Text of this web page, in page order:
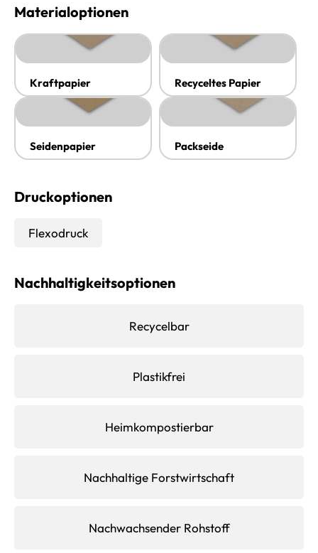
Materialoptionen
Kraftpapier Recyceltes Papier
Seidenpapier Packseide
Druckoptionen
Flexodruck
Nachhaltigkeitsoptionen
Recycelbar
Plastikfrei
Heimkompostierbar
Nachhaltige Forstwirtschaft
Nachwachsender Rohstoff